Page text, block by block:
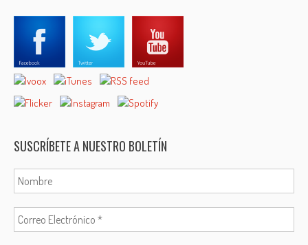
SUSCRÍBETE A NUESTRO BOLETÍN